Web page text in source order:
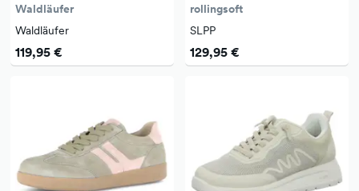
Waldläufer
Waldläufer
119,95 €
rollingsoft
SLPP
129,95 €